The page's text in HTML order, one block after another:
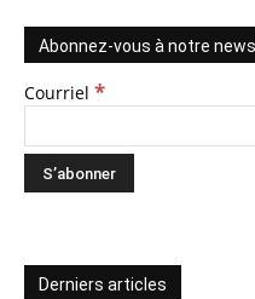
Abonnez-vous à notre
Courriel *
Derniers articles